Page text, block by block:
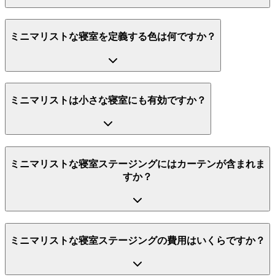
ミニマリストな寝室を定義する色は何ですか？
ミニマリストは小さな寝室にも有効ですか？
ミニマリストな寝室ステージングにはカーテンが含まれま
すか？
ミニマリストな寝室ステージングの費用はいくらですか？